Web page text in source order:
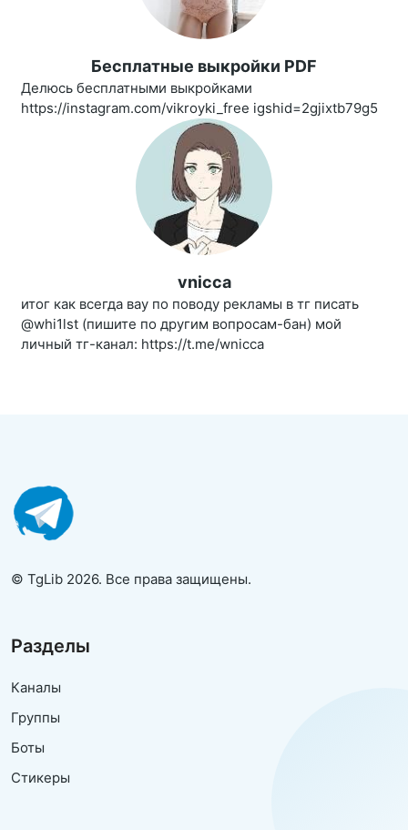
Бесплатные выкройки PDF
Делюсь бесплатными выкройками
https://instagram.com/vikroyki_free igshid=2gjixtb79g5
vnicca
итог как всегда вау по поводу рекламы в тг писать
@whi1lst (пишите по другим вопросам-бан) мой
личный тг-канал: https://t.me/wnicca
© TgLib 2026. Все права защищены.
Разделы
Каналы
Группы
Боты
Стикеры